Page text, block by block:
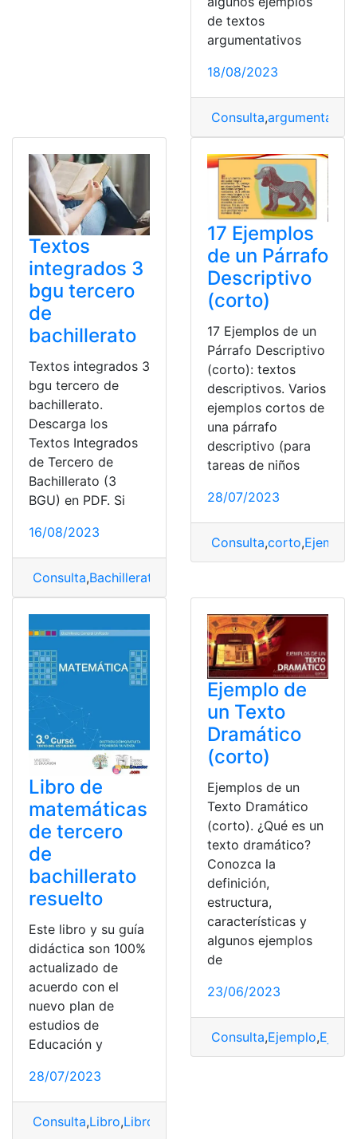
de textos
argumentativos
18/08/2023
Consulta,argumentativo
Textos
integrados 3
bgu tercero
de
bachillerato
Textos integrados 3
bgu tercero de
bachillerato.
Descarga los
Textos Integrados
de Tercero de
Bachillerato (3
BGU) en PDF. Si
16/08/2023
Consulta,Bachillerato
17 Ejemplos
de un Párrafo
Descriptivo
(corto)
17 Ejemplos de un
Párrafo Descriptivo
(corto): textos
descriptivos. Varios
ejemplos cortos de
una párrafo
descriptivo (para
tareas de niños
28/07/2023
Consulta,corto,
Libro de
matemáticas
de tercero
de
bachillerato
resuelto
Este libro y su guía
didáctica son 100%
actualizado de
acuerdo con el
nuevo plan de
estudios de
Educación y
28/07/2023
Consulta,Libro,Libro de matemáticas
Ejemplo de
un Texto
Dramático
(corto)
Ejemplos de un
Texto Dramático
(corto). ¿Qué es un
texto dramático?
Conozca la
definición,
estructura,
características y
algunos ejemplos
de
23/06/2023
Consulta,Ejemplo,